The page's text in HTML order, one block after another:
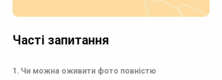
Часті запитання
1. Чи можна оживити фото повністю